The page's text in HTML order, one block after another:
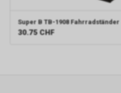
Super B TB-1908 Fahrradständer
30.75 CHF